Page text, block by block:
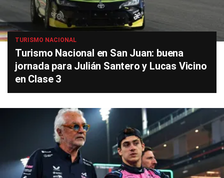
TURISMO NACIONAL
Turismo Nacional en San Juan: buena
jornada para Julián Santero y Lucas Vicino
en Clase 3